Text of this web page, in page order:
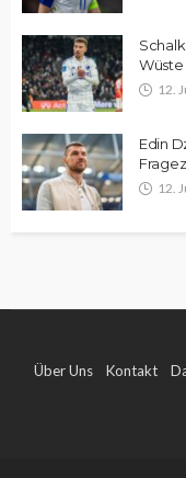
Wüste
12.
Edin
12.
Über Uns Kontakt